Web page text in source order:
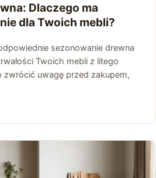
Dlaczego ma
dla Twoich mebli?
sezonowanie drewna
Twoich mebli z litego
zwrócić uwagę przed zakupem,